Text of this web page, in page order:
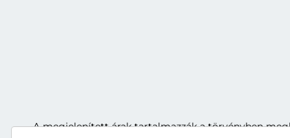
A megjelenített árak tartalmazzák a törvényben